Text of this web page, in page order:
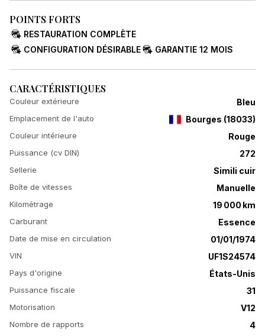
POINTS FORTS
RESTAURATION COMPLÈTE
CONFIGURATION DÉSIRABLE
GARANTIE 12 MOIS
CARACTÉRISTIQUES
Couleur extérieure Bleu
Emplacement de l'auto Bourges (18033)
Couleur intérieure Rouge
Puissance (cv DIN) 272
Sellerie Simili cuir
Boîte de vitesses Manuelle
Kilométrage 19 000 km
Carburant Essence
Date de mise en circulation 01/01/1974
VIN UF1S24574
Pays d'origine États-Unis
Puissance fiscale 31
Motorisation V12
Nombre de rapports 4